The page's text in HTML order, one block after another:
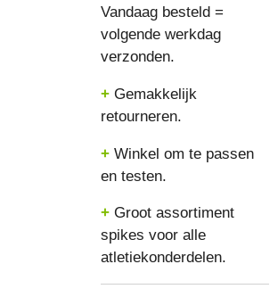
Vandaag besteld =
volgende werkdag
verzonden.
+ Gemakkelijk
retourneren.
+ Winkel om te passen
en testen.
+ Groot assortiment
spikes voor alle
atletiekonderdelen.